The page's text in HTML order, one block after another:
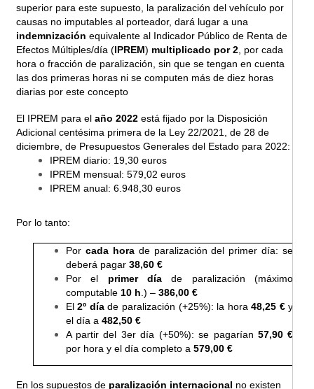
superior para este supuesto, la paralización del vehículo por
causas no imputables al porteador, dará lugar a una
indemnización equivalente al Indicador Público de Renta de
Efectos Múltiples/día (IPREM) multiplicado por 2 , por cada
hora o fracción de paralización, sin que se tengan en cuenta
las dos primeras horas ni se computen más de diez horas
diarias por este concepto
El IPREM para el año 2022 está fijado por la Disposición
Adicional centésima primera de la Ley 22/2021, de 28 de
diciembre, de Presupuestos Generales del Estado para 2022:
IPREM diario: 19,30 euros
IPREM mensual: 579,02 euros
IPREM anual: 6.948,30 euros
Por lo tanto:
Por cada horade paralización del primer día: se
deberá pagar 38,60 €
Por el primer día de paralización (máximo
computable 10 h.) – 386,00 €
El2º díade paralización (+25%): la hora48,25 €y
el día a 482,50 €
A partir del 3er día (+50%): se pagarían 57,90 €
por hora y el día completo a 579,00 €
En los supuestos de paralización internacional no existen